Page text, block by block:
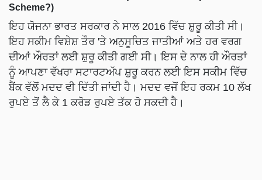
Scheme?)
ਇਹ ਯੋਜਨਾ ਭਾਰਤ ਸਰਕਾਰ ਨੇ ਸਾਲ 2016 ਵਿੱਚ ਸ਼ੁਰੂ ਕੀਤੀ ਸੀ।
ਇਹ ਸਕੀਮ ਵਿਸ਼ੇਸ਼ ਤੌਰ 'ਤੇ ਅਨੁਸੂਚਿਤ ਜਾਤੀਆਂ ਅਤੇ ਹਰ ਵਰਗ
ਦੀਆਂ ਔਰਤਾਂ ਲਈ ਸ਼ੁਰੂ ਕੀਤੀ ਗਈ ਸੀ। ਇਸ ਦੇ ਨਾਲ ਹੀ ਔਰਤਾਂ
ਨੂੰ ਆਪਣਾ ਵੱਖਰਾ ਸਟਾਰਟਅੱਪ ਸ਼ੁਰੂ ਕਰਨ ਲਈ ਇਸ ਸਕੀਮ ਵਿੱਚ
ਬੈਂਕ ਵੱਲੋਂ ਮਦਦ ਵੀ ਦਿੱਤੀ ਜਾਂਦੀ ਹੈ। ਮਦਦ ਵਜੋਂ ਇਹ ਰਕਮ 10 ਲੱਖ
ਰੁਪਏ ਤੋਂ ਲੈ ਕੇ 1 ਕਰੋੜ ਰੁਪਏ ਤੱਕ ਹੋ ਸਕਦੀ ਹੈ।